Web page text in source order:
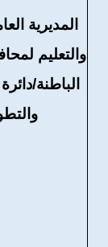
المديرية
والتعليم
الباطنة/